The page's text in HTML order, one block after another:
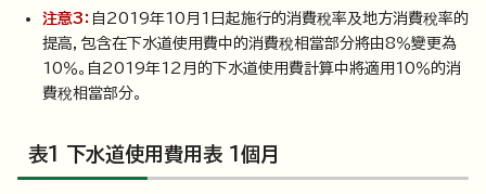
注意3： 自2019年10月1日起施行的消費稅率及地方消費稅率的
提高，包含在下水道使用費中的消費稅相當部分將由8％變更為
10％。自2019年12月的下水道使用費計算中將適用10％的消
費稅相當部分。
表1 下水道使用費用表 1個月